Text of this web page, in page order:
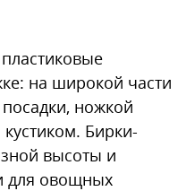
на широкой части
ножкой
Бирки-
высоты и
для овощных